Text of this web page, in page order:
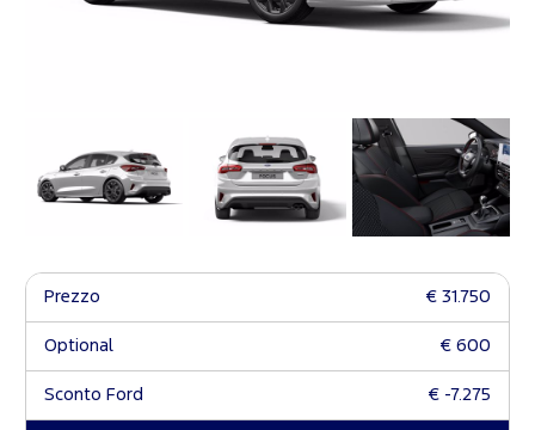
Prezzo € 31.750
Optional € 600
Sconto Ford € -7.275